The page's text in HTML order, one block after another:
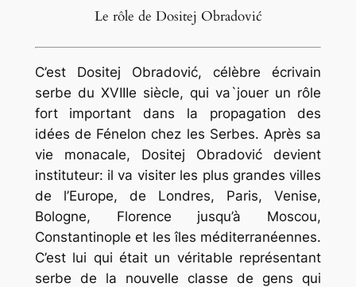
Le rôle de Dositej Obradović
C’est Dositej Obradović, célèbre écrivain
serbe du XVIIIe siècle, qui va`jouer un rôle
fort important dans la propagation des
idées de Fénelon chez les Serbes. Après sa
vie monacale, Dositej Obradović devient
instituteur: il va visiter les plus grandes villes
de l’Europe, de Londres, Paris, Venise,
Bologne, Florence jusqu’à Moscou,
Constantinople et les îles méditerranéennes.
C’est lui qui était un véritable représentant
serbe de la nouvelle classe de gens qui